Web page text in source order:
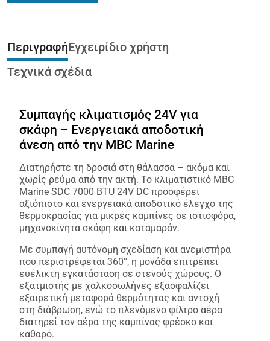
ΠεριγραφήΕγχειρίδιο χρήστη
Τεχνικά σχέδια
Συμπαγής κλιματισμός 24V για
σκάφη – Ενεργειακά αποδοτική
άνεση από την MBC Marine
Διατηρήστε τη δροσιά στη θάλασσα – ακόμα και
χωρίς ρεύμα από την ακτή. Το κλιματιστικό MBC
Marine SDC 7000 BTU 24V DC προσφέρει
αξιόπιστο και ενεργειακά αποδοτικό έλεγχο της
θερμοκρασίας για μικρές καμπίνες σε ιστιοφόρα,
μηχανοκίνητα σκάφη και καταμαράν.
Με συμπαγή αυτόνομη σχεδίαση και ανεμιστήρα
που περιστρέφεται 360°, η μονάδα επιτρέπει
ευέλικτη εγκατάσταση σε στενούς χώρους. Ο
εξατμιστής με χαλκοσωλήνες εξασφαλίζει
εξαιρετική μεταφορά θερμότητας και αντοχή
στη διάβρωση, ενώ το πλενόμενο φίλτρο αέρα
διατηρεί τον αέρα της καμπίνας φρέσκο και
καθαρό.